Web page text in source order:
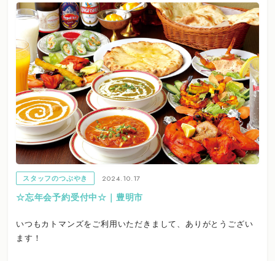
スタッフのつぶやき
2024.10.17
☆忘年会予約受付中☆｜豊明市
いつもカトマンズをご利用いただきまして、ありがとうござい
ます！